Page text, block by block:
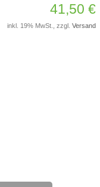
41,50 €
inkl. 19% MwSt., zzgl.Versand